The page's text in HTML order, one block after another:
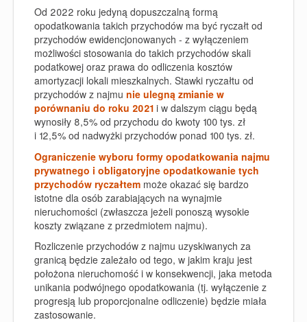
Od 2022 roku jedyną dopuszczalną formą
opodatkowania takich przychodów ma być ryczałt od
przychodów ewidencjonowanych - z wyłączeniem
możliwości stosowania do takich przychodów skali
podatkowej oraz prawa do odliczenia kosztów
amortyzacji lokali mieszkalnych. Stawki ryczałtu od
przychodów z najmu nie ulegną zmianie w
porównaniu do roku 2021 i w dalszym ciągu będą
wynosiły 8,5% od przychodu do kwoty 100 tys. zł
i 12,5% od nadwyżki przychodów ponad 100 tys. zł.
Ograniczenie wyboru formy opodatkowania najmu
prywatnego i obligatoryjne opodatkowanie tych
przychodów ryczałtem może okazać się bardzo
istotne dla osób zarabiających na wynajmie
nieruchomości (zwłaszcza jeżeli ponoszą wysokie
koszty związane z przedmiotem najmu).
Rozliczenie przychodów z najmu uzyskiwanych za
granicą będzie zależało od tego, w jakim kraju jest
położona nieruchomość i w konsekwencji, jaka metoda
unikania podwójnego opodatkowania (tj. wyłączenie z
progresją lub proporcjonalne odliczenie) będzie miała
zastosowanie.